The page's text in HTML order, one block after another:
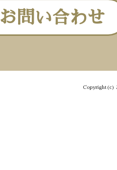
お問い合わせ
Copyright(c)